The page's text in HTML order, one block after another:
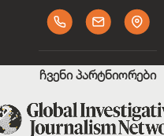
ჩვენი პარტნიორები